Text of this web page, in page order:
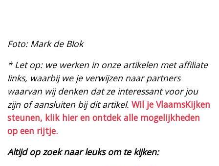
Foto: Mark de Blok
* Let op: we werken in onze artikelen met affiliate
links, waarbij we je verwijzen naar partners
waarvan wij denken dat ze interessant voor jou
zijn of aansluiten bij dit artikel. Wil je VlaamsKijken
steunen, klik hier en ontdek alle mogelijkheden
op een rijtje.
Altijd op zoek naar leuks om te kijken: